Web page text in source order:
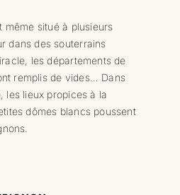
même situé à plusieurs
dans des souterrains
les départements de
remplis de vides… Dans
les lieux propices à la
dômes blancs poussent